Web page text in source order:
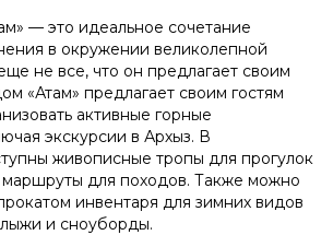
— это идеальное сочетание
в окружении великолепной
не все, что он предлагает своим
«Атам» предлагает своим гостям
активные горные
экскурсии в Архыз. В
живописные тропы для прогулок
для походов. Также можно
инвентаря для зимних видов
лыжи и сноуборды.